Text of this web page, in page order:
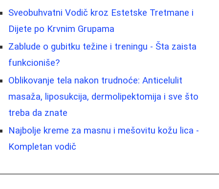
Sveobuhvatni Vodič kroz Estetske Tretmane i
Dijete po Krvnim Grupama
Zablude o gubitku težine i treningu - Šta zaista
funkcioniše?
Oblikovanje tela nakon trudnoće: Anticelulit
masaža, liposukcija, dermolipektomija i sve što
treba da znate
Najbolje kreme za masnu i mešovitu kožu lica -
Kompletan vodič